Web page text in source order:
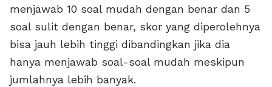
menjawab 10 soal mudah dengan benar dan 5
soal sulit dengan benar, skor yang diperolehnya
bisa jauh lebih tinggi dibandingkan jika dia
hanya menjawab soal-soal mudah meskipun
jumlahnya lebih banyak.